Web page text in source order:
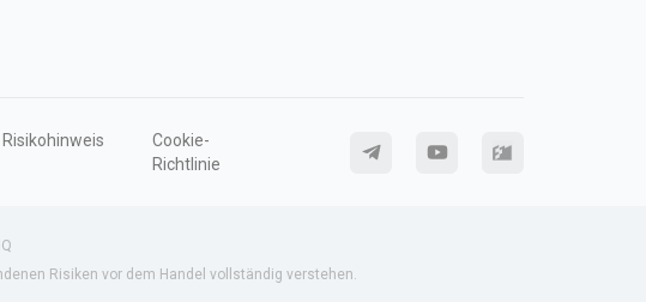
Risikohinweis
Cookie-
Richtlinie
Risiken vor dem Handel vollständig verstehen.